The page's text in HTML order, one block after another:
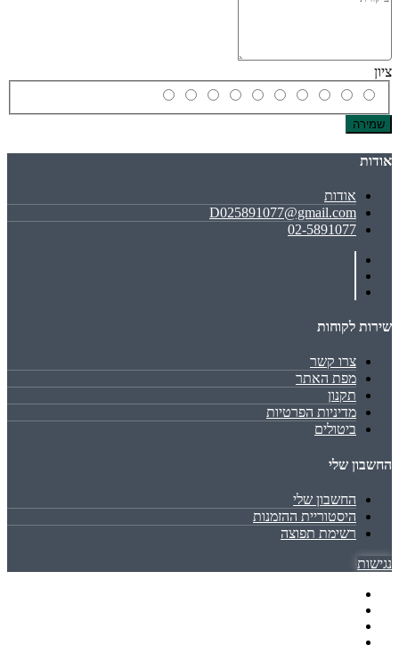
ציון
שמירה
אודות
אודות
D025891077@gmail.com
02-5891077
שירות לקוחות
צרו קשר
מפת האתר
תקנון
מדיניות הפרטיות
ביטולים
החשבון שלי
החשבון שלי
היסטוריית ההזמנות
רשימת תפוצה
נגישות